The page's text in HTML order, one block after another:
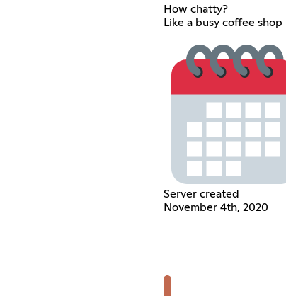
How chatty?
Like a busy coffee shop
Server created
November 4th, 2020